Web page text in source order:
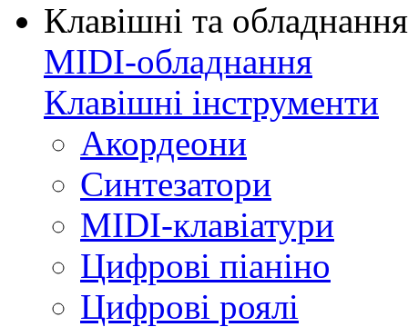
Клавішні та обладнання
MIDI-обладнання
Клавішні інструменти
Акордеони
Синтезатори
MIDI-клавіатури
Цифрові піаніно
Цифрові роялі